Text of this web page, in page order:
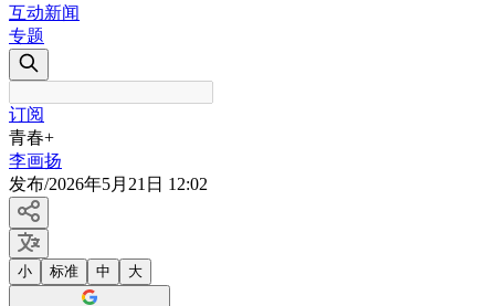
互动新闻
专题
订阅
青春+
李画扬
发布/2026年5月21日 12:02
小 标准 中 大